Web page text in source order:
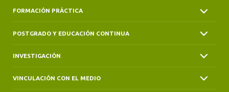
FORMACIÓN PRÁCTICA
POSTGRADO Y EDUCACIÓN CONTINUA
INVESTIGACIÓN
VINCULACIÓN CON EL MEDIO